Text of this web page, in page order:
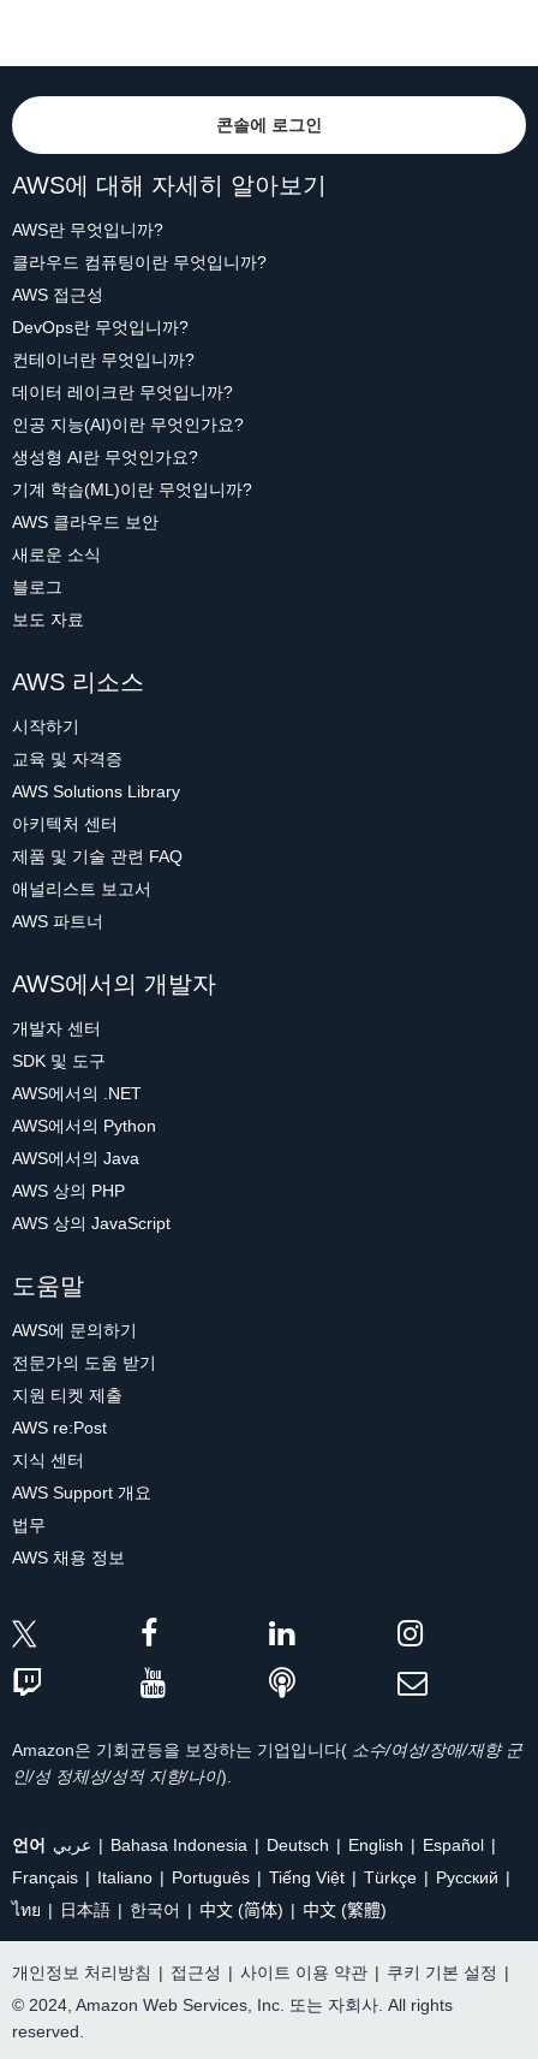
콘솔에 로그인
AWS에 대해 자세히 알아보기
AWS란 무엇입니까?
클라우드 컴퓨팅이란 무엇입니까?
AWS 접근성
DevOps란 무엇입니까?
컨테이너란 무엇입니까?
데이터 레이크란 무엇입니까?
인공 지능(AI)이란 무엇인가요?
생성형 AI란 무엇인가요?
기계 학습(ML)이란 무엇입니까?
AWS 클라우드 보안
새로운 소식
블로그
보도 자료
AWS 리소스
시작하기
교육 및 자격증
AWS Solutions Library
아키텍처 센터
제품 및 기술 관련 FAQ
애널리스트 보고서
AWS 파트너
AWS에서의 개발자
개발자 센터
SDK 및 도구
AWS에서의 .NET
AWS에서의 Python
AWS에서의 Java
AWS 상의 PHP
AWS 상의 JavaScript
도움말
AWS에 문의하기
전문가의 도움 받기
지원 티켓 제출
AWS re:Post
지식 센터
AWS Support 개요
법무
AWS 채용 정보
Amazon은 기회균등을 보장하는 기업입니다( 소수/여성/장애/재향 군
인/성 정체성/성적 지향/나이).
언어 عربي Bahasa Indonesia Deutsch English
Español
Français
Italiano Português Tiếng Việt Türkçe
Ρусский
ไทย
日本語 한국어 中文 (简体) 中文 (繁體)
개인정보 처리방침 | 접근성 | 사이트 이용 약관 | 쿠키 기본 설정 |
© 2024, Amazon Web Services, Inc. 또는 자회사. All rights
reserved.